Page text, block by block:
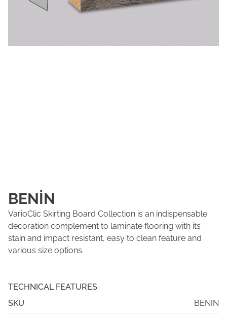
BENİN
VarioClic Skirting Board Collection is an indispensable
decoration complement to laminate flooring with its
stain and impact resistant, easy to clean feature and
various size options.
TECHNICAL FEATURES
SKU
BENIN